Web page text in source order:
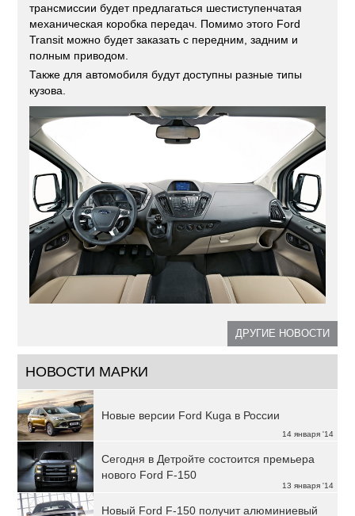
трансмиссии будет предлагаться шестиступенчатая
механическая коробка передач. Помимо этого Ford
Transit можно будет заказать с передним, задним и
полным приводом.
Также для автомобиля будут доступны разные типы
кузова.
ДРУГИЕ НОВОСТИ
НОВОСТИ МАРКИ
14 января '14
Новые версии Ford Kuga в России
13 января '14
Сегодня в Детройте состоится премьера
нового Ford F-150
Новый Ford F-150 получит алюминиевый